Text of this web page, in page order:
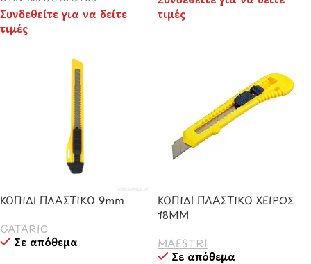
Συνδεθείτε για να δείτε
τιμές
τιμές
ΚΟΠΙΔΙ ΠΛΑΣΤΙΚΟ 9mm
GATARIC
Σε απόθεμα
ΚΟΠΙΔΙ ΠΛΑΣΤΙΚΟ ΧΕΙΡΟΣ
18ΜΜ
MAESTRI
Σε απόθεμα